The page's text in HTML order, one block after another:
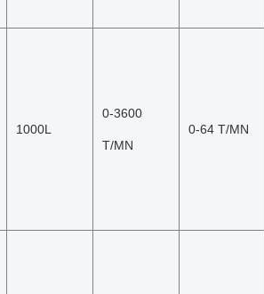
1000L
0-3600
T/MN
0-64 T/MN